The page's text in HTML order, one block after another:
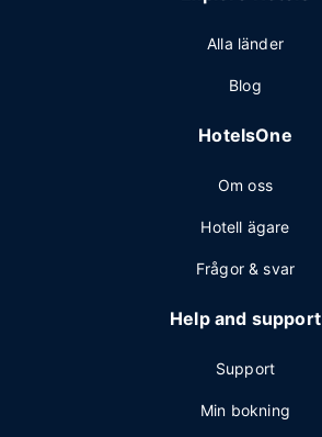
Alla länder
Blog
HotelsOne
Om oss
Hotell ägare
Frågor & svar
Help and support
Support
Min bokning